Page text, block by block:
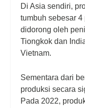
Di Asia sendiri,
tumbuh sebesar
didorong oleh
Tiongkok dan
Vietnam.
Sementara dari
produksi secara
Pada 2022,